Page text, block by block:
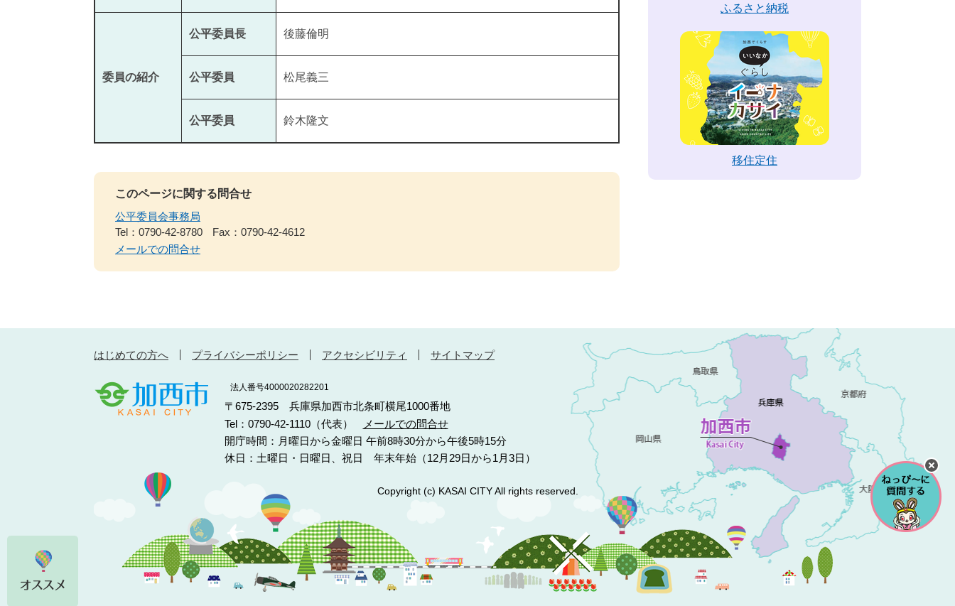
委員の紹介
公平委員長 後藤倫明
公平委員 松尾義三
公平委員 鈴木隆文
このページに関する問合せ
公平委員会事務局
Tel：0790-42-8780
Fax：0790-42-4612
メールでの問合せ
ふるさと納税
移住定住
はじめての方へ プライバシーポリシー アクセシビリティ サイトマップ
法人番号4000020282201
〒675-2395 兵庫県加西市北条町横尾1000番地
Tel：0790-42-1110（代表）
メールでの問合せ
開庁時間：月曜日から金曜日 午前8時30分から午後5時15分
休日：土曜日・日曜日、祝日 年末年始（12月29日から1月3日）
Copyright (c) KASAI CITY All rights reserved.